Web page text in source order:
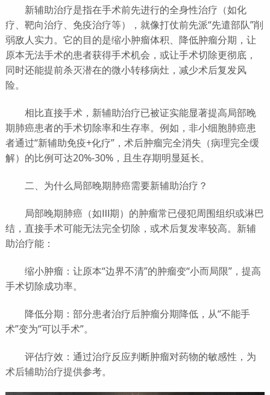
新辅助治疗是指在手术前先进行的全身性治疗（如化
疗、靶向治疗、免疫治疗等），就像打仗前先派“先遣部队”削
弱敌人实力。它的目的是缩小肿瘤体积、降低肿瘤分期，让
原本无法手术的患者获得手术机会，或让手术切除更彻底，
同时还能提前杀灭潜在的微小转移病灶，减少术后复发风
险。
相比直接手术，新辅助治疗已被证实能显著提高局部晚
期肺癌患者的手术切除率和生存率。例如，非小细胞肺癌患
者通过“新辅助免疫+化疗”，术后肿瘤完全消失（病理完全缓
解）的比例可达20%-30%，且生存期明显延长。
二、为什么局部晚期肺癌需要新辅助治疗？
局部晚期肺癌（如Ⅲ期）的肿瘤常已侵犯周围组织或淋巴
结，直接手术可能无法完全切除，或术后复发率较高。新辅
助治疗能：
缩小肿瘤：让原本“边界不清”的肿瘤变“小而局限”，提高
手术切除成功率。
降低分期：部分患者治疗后肿瘤分期降低，从“不能手
术”变为“可以手术”。
评估疗效：通过治疗反应判断肿瘤对药物的敏感性，为
术后辅助治疗提供参考。